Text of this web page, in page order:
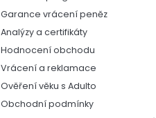
Garance vrácení peněz
Analýzy a certifikáty
Hodnocení obchodu
Vrácení a reklamace
Ověření věku s Adulto
Obchodní podmínky